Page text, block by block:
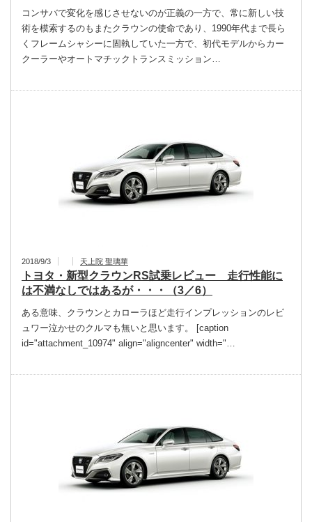
コンサバで変化を感じさせないのが正義の一方で、常に新しい技
術を模索するのもまたクラウンの使命であり、1990年代まで長ら
くフレームシャシーに固執していた一方で、初代モデルからカー
クーラーやオートマチックトランスミッション…
2018/9/3 天上院 聖璃華
トヨタ・新型クラウンRS試乗レビュー 走行性能に
は不満なしではあるが・・・（3／6）
ある意味、クラウンとカローラほど走行インプレッションのレビ
ュワー泣かせのクルマも無いと思います。 [caption
id="attachment_10974" align="aligncenter" width="…